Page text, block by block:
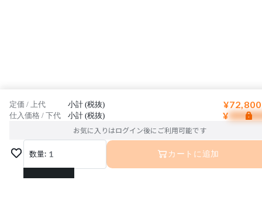
定価 / 上代 小計 (税抜)
仕入価格 / 下代 小計 (税抜) ¥
お気に入りはログイン後にご利用可能です
数量: 1
1
カートに追加